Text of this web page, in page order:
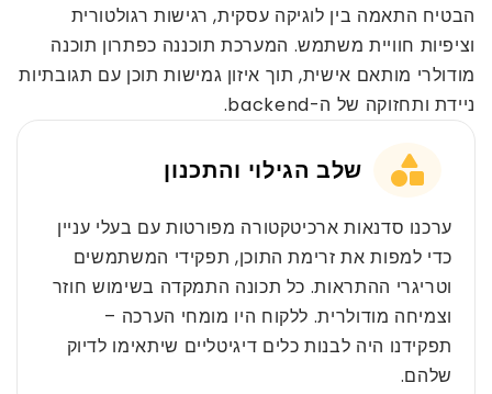
הבטיח התאמה בין לוגיקה עסקית, רגישות רגולטורית
וציפיות חוויית משתמש. המערכת תוכננה כפתרון תוכנה
מודולרי מותאם אישית, תוך איזון גמישות תוכן עם תגובתיות
ניידת ותחזוקה של ה-backend.
שלב הגילוי והתכנון
ערכנו סדנאות ארכיטקטורה מפורטות עם בעלי עניין
כדי למפות את זרימת התוכן, תפקידי המשתמשים
וטריגרי ההתראות. כל תכונה התמקדה בשימוש חוזר
וצמיחה מודולרית. ללקוח היו מומחי הערכה –
תפקידנו היה לבנות כלים דיגיטליים שיתאימו לדיוק
שלהם.